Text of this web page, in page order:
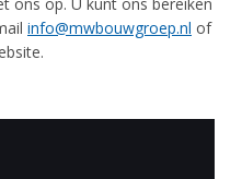
info@mwbouwgroep.nl of